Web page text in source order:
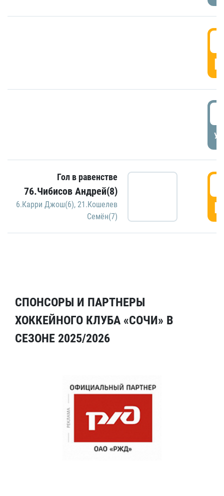
Гол в равенстве
76.Чибисов Андрей(8)
6.Карри Джош(6), 21.Кошелев
Семён(7)
СПОНСОРЫ И ПАРТНЕРЫ
ХОККЕЙНОГО КЛУБА «СОЧИ» В
СЕЗОНЕ 2025/2026